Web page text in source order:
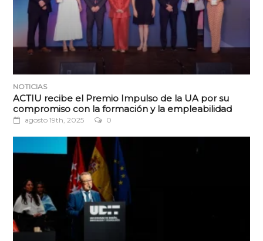
NOTICIAS
ACTIU recibe el Premio Impulso de la UA por su
compromiso con la formación y la empleabilidad
agosto 19th, 2025 0